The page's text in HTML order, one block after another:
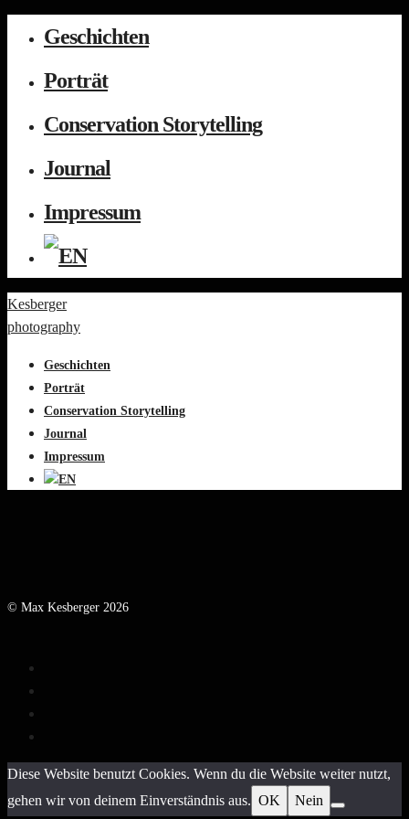
Geschichten
Porträt
Conservation Storytelling
Journal
Impressum
Kesberger
photography
Geschichten
Porträt
Conservation Storytelling
Journal
Impressum
© Max Kesberger 2026
Diese Website benutzt Cookies. Wenn du die Website weiter nutzt,
gehen wir von deinem Einverständnis aus. OK Nein